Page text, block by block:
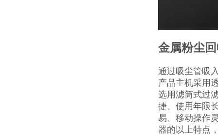
金属粉尘
通过吸尘管吸
产品主机采用
选用滤筒式过
捷、使用年限
易、移动操作
器的以上特点